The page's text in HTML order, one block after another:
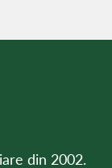
din 2002.